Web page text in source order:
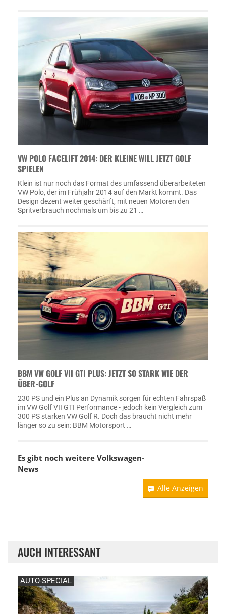
VW POLO FACELIFT 2014: DER KLEINE WILL JETZT GOLF
SPIELEN
Klein ist nur noch das Format des umfassend überarbeiteten
VW Polo, der im Frühjahr 2014 auf den Markt kommt. Das
Design dezent weiter geschärft, mit neuen Motoren den
Spritverbrauch nochmals um bis zu 21 …
BBM VW GOLF VII GTI PLUS: JETZT SO STARK WIE DER
ÜBER-GOLF
230 PS und ein Plus an Dynamik sorgen für echten Fahrspaß
im VW Golf VII GTI Performance - jedoch kein Vergleich zum
300 PS starken VW Golf R. Doch das braucht nicht mehr
länger so zu sein: BBM Motorsport …
Es gibt noch weitere Volkswagen-
News
Alle Anzeigen
AUCH INTERESSANT
AUTO-SPECIAL